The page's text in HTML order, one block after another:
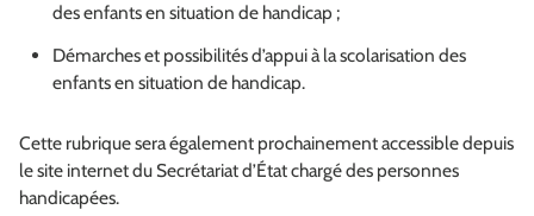
des enfants en situation de handicap ;
Démarches et possibilités d’appui à la scolarisation des
enfants en situation de handicap.
Cette rubrique sera également prochainement accessible depuis
le site internet du Secrétariat d’État chargé des personnes
handicapées.